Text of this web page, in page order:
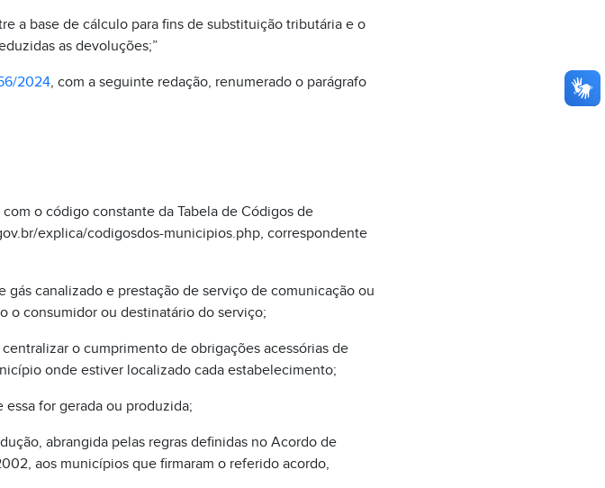
a base de cálculo para fins de substituição tributária e o
as devoluções;”
2024, com a seguinte redação, renumerado o parágrafo
o código constante da Tabela de Códigos de
explica/codigosdos-municipios.php, correspondente
canalizado e prestação de serviço de comunicação ou
o consumidor ou destinatário do serviço;
o cumprimento de obrigações acessórias de
onde estiver localizado cada estabelecimento;
for gerada ou produzida;
abrangida pelas regras definidas no Acordo de
aos municípios que firmaram o referido acordo,